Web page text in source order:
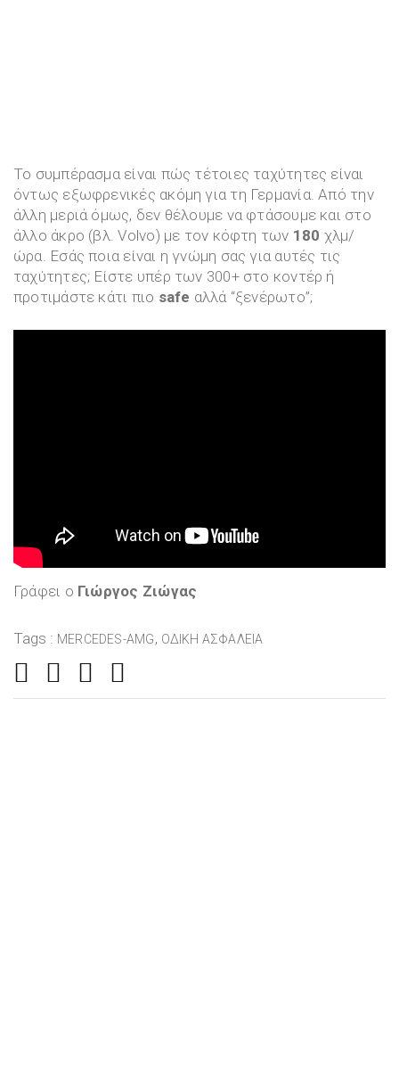
Το συμπέρασμα είναι πώς τέτοιες ταχύτητες είναι
όντως εξωφρενικές ακόμη για τη Γερμανία. Από την
άλλη μεριά όμως, δεν θέλουμε να φτάσουμε και στο
άλλο άκρο (βλ. Volvo) με τον κόφτη των 180 χλμ/
ώρα. Εσάς ποια είναι η γνώμη σας για αυτές τις
ταχύτητες; Είστε υπέρ των 300+ στο κοντέρ ή
προτιμάστε κάτι πιο safe αλλά “ξενέρωτο”;
Γράφει ο Γιώργος Ζιώγας
Tags : MERCEDES-AMG, ΟΔΙΚΉ ΑΣΦΆΛΕΙΑ